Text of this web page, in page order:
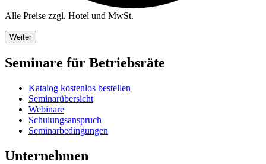
Alle Preise zzgl. Hotel und MwSt.
Weiter
Seminare für Betriebsräte
Katalog kostenlos bestellen
Seminarübersicht
Webinare
Schulungsanspruch
Seminarbedingungen
Unternehmen